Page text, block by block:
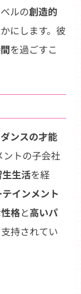
ルの創造的
にします。彼
を過ごすこ
ンスの才能
ントの子会社
生活を経
インメント
格と高いパ
持されてい